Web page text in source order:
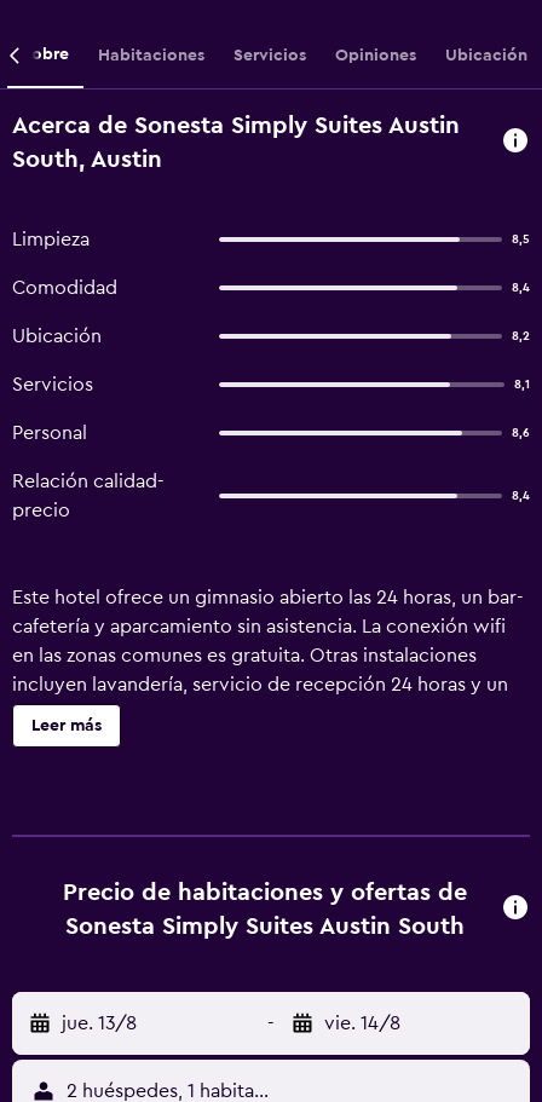
Sobre Habitaciones Servicios Opiniones Ubicación
Acerca de Sonesta Simply Suites Austin
South, Austin
Limpieza 8,5
Comodidad 8,4
Ubicación 8,2
Servicios 8,1
Personal 8,6
Relación calidad-
precio
8,4
Este hotel ofrece un gimnasio abierto las 24 horas, un bar-
cafetería y aparcamiento sin asistencia. La conexión wifi
en las zonas comunes es gratuita. Otras instalaciones
incluyen lavandería, servicio de recepción 24 horas y un
supermercado. Se incluye un servicio de limpieza semanal.
Sonesta Simply Suites Austin South ofrece 122
frigorífico/congelador grande, microondas y utensilios de
cocina. Los baños están equipados con ducha y bañera
acceso a Internet wifi gratis (velocidad: 50 Mbps o más).
Los servicios para personas de negocios incluyen
escritorio y sillas de oficina. Se ofrece servicio de limpieza
cada semana. Los servicios de ocio y esparcimiento en
Leer más
Precio de habitaciones y ofertas de
Sonesta Simply Suites Austin South
jue. 13/8 - vie. 14/8
2 huéspedes, 1 habitación